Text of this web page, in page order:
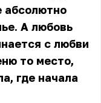
абсолютно
А любовь
с любви
то место,
где начала